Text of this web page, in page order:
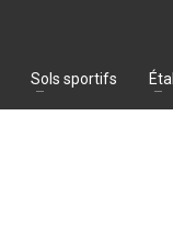
Sols sportifs